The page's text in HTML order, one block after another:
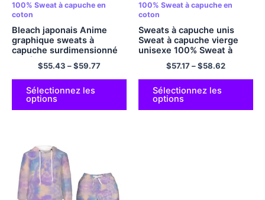
100% Sweat à capuche en
coton
Bleach japonais Anime
graphique sweats à
capuche surdimensionné
pull à capuche taille ue
sweats à capuche en
Polyester multicolore
$55.43 –$59.77
Sélectionnez les
options
100% Sweat à capuche en
coton
Sweats à capuche unis
Sweat à capuche vierge
unisexe 100% Sweat à
capuche en coton chaud,
doux et confortable, pull
confortable, multicolore
$57.17–$58.62
Sélectionnez les
options